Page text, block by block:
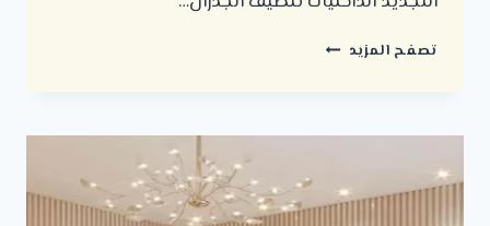
تصفح المزيد تجديد
ت:
تجديد
منازل